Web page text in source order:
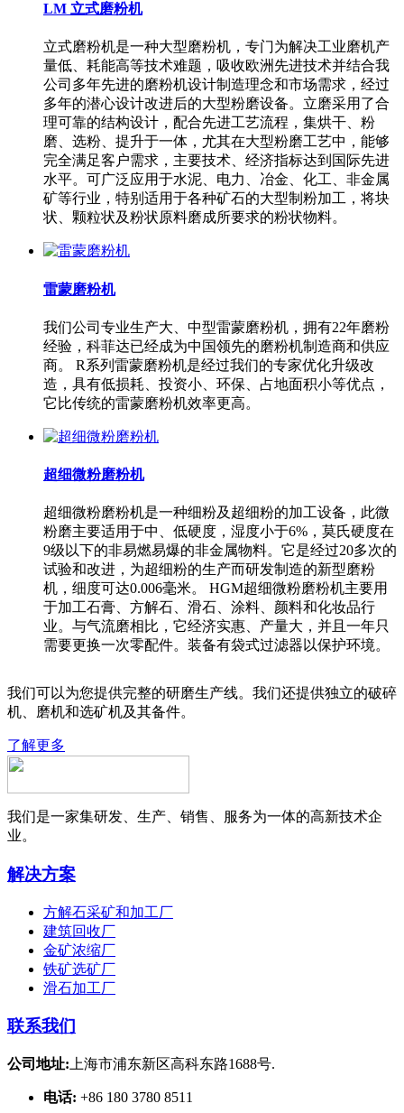
LM 立式磨粉机
立式磨粉机是一种大型磨粉机，专门为解决工业磨机产
量低、耗能高等技术难题，吸收欧洲先进技术并结合我
公司多年先进的磨粉机设计制造理念和市场需求，经过
多年的潜心设计改进后的大型粉磨设备。立磨采用了合
理可靠的结构设计，配合先进工艺流程，集烘干、粉
磨、选粉、提升于一体，尤其在大型粉磨工艺中，能够
完全满足客户需求，主要技术、经济指标达到国际先进
水平。可广泛应用于水泥、电力、冶金、化工、非金属
矿等行业，特别适用于各种矿石的大型制粉加工，将块
状、颗粒状及粉状原料磨成所要求的粉状物料。
雷蒙磨粉机
我们公司专业生产大、中型雷蒙磨粉机，拥有22年磨粉
经验，科菲达已经成为中国领先的磨粉机制造商和供应
商。 R系列雷蒙磨粉机是经过我们的专家优化升级改
造，具有低损耗、投资小、环保、占地面积小等优点，
它比传统的雷蒙磨粉机效率更高。
超细微粉磨粉机
超细微粉磨粉机是一种细粉及超细粉的加工设备，此微
粉磨主要适用于中、低硬度，湿度小于6%，莫氏硬度在
9级以下的非易燃易爆的非金属物料。它是经过20多次的
试验和改进，为超细粉的生产而研发制造的新型磨粉
机，细度可达0.006毫米。 HGM超细微粉磨粉机主要用
于加工石膏、方解石、滑石、涂料、颜料和化妆品行
业。与气流磨相比，它经济实惠、产量大，并且一年只
需要更换一次零配件。装备有袋式过滤器以保护环境。
我们可以为您提供完整的研磨生产线。我们还提供独立的破碎
机、磨机和选矿机及其备件。
了解更多
我们是一家集研发、生产、销售、服务为一体的高新技术企
业。
解决方案
方解石采矿和加工厂
建筑回收厂
金矿浓缩厂
铁矿选矿厂
滑石加工厂
联系我们
公司地址: 上海市浦东新区高科东路1688号.
电话: +86 180 3780 8511